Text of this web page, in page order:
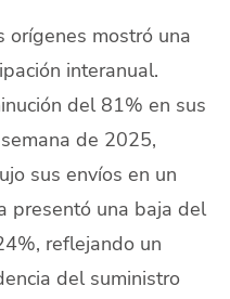
orígenes mostró una
interanual.
del 81% en sus
de 2025,
sus envíos en un
presentó una baja del
reflejando un
del suministro